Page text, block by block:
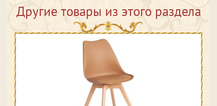
Другие товары из этого раздела